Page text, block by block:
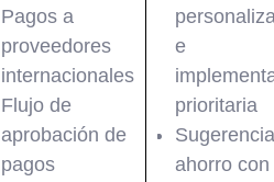
Pagos a
proveedores
internacionales
Flujo de
aprobación de
pagos
e
prioritaria
ahorro con